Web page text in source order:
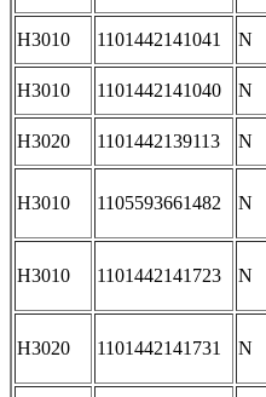
H3010 1101442141041 N
H3010 1101442141040 N
H3020 1101442139113 N
H3010 1105593661482 N
H3010 1101442141723 N
H3020 1101442141731 N